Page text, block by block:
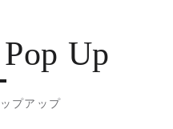
Up
プアップ